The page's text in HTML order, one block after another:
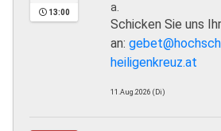
13:00
a.
Schicken Sie uns
an:
heiligenkreuz.at
11.Aug.2026 (Di)